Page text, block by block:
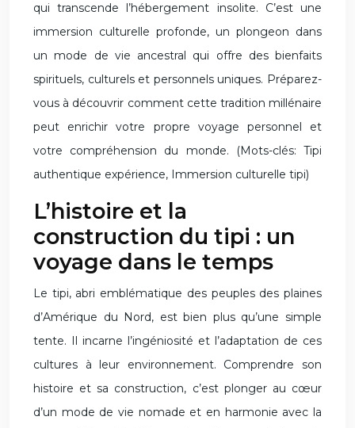
qui transcende l’hébergement insolite. C’est une
immersion culturelle profonde, un plongeon dans
un mode de vie ancestral qui offre des bienfaits
spirituels, culturels et personnels uniques. Préparez-
vous à découvrir comment cette tradition millénaire
peut enrichir votre propre voyage personnel et
votre compréhension du monde. (Mots-clés: Tipi
authentique expérience, Immersion culturelle tipi)
L’histoire et la
construction du tipi : un
voyage dans le temps
Le tipi, abri emblématique des peuples des plaines
d’Amérique du Nord, est bien plus qu’une simple
tente. Il incarne l’ingéniosité et l’adaptation de ces
cultures à leur environnement. Comprendre son
histoire et sa construction, c’est plonger au cœur
d’un mode de vie nomade et en harmonie avec la